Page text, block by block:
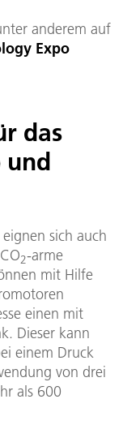
anderem auf
Expo
das
sich auch
2-arme
mit Hilfe
einen mit
Dieser kann
einem Druck
von drei
als 600